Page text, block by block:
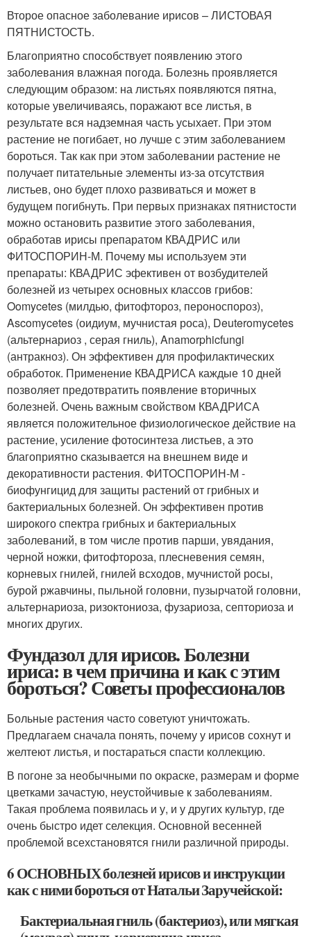
Второе опасное заболевание ирисов – ЛИСТОВАЯ
ПЯТНИСТОСТЬ.
Благоприятно способствует появлению этого
заболевания влажная погода. Болезнь проявляется
следующим образом: на листьях появляются пятна,
которые увеличиваясь, поражают все листья, в
результате вся надземная часть усыхает. При этом
растение не погибает, но лучше с этим заболеванием
бороться. Так как при этом заболевании растение не
получает питательные элементы из-за отсутствия
листьев, оно будет плохо развиваться и может в
будущем погибнуть. При первых признаках пятнистости
можно остановить развитие этого заболевания,
обработав ирисы препаратом КВАДРИС или
ФИТОСПОРИН-М. Почему мы используем эти
препараты: КВАДРИС эфективен от возбудителей
болезней из четырех основных классов грибов:
Oomycetes (милдью, фитофтороз, пероноспороз),
Ascomycetes (оидиум, мучнистая роса), Deuteromycetes
(альтернариоз , серая гниль), Anamorphicfungi
(антракноз). Он эффективен для профилактических
обработок. Применение КВАДРИСА каждые 10 дней
позволяет предотвратить появление вторичных
болезней. Очень важным свойством КВАДРИСА
является положительное физиологическое действие на
растение, усиление фотосинтеза листьев, а это
благоприятно сказывается на внешнем виде и
декоративности растения. ФИТОСПОРИН-М -
биофунгицид для защиты растений от грибных и
бактериальных болезней. Он эффективен против
широкого спектра грибных и бактериальных
заболеваний, в том числе против парши, увядания,
черной ножки, фитофтороза, плесневения семян,
корневых гнилей, гнилей всходов, мучнистой росы,
бурой ржавчины, пыльной головни, пузырчатой головни,
альтернариоза, ризоктониоза, фузариоза, септориоза и
многих других.
Фундазол для ирисов. Болезни
ириса: в чем причина и как с этим
бороться? Советы профессионалов
Больные растения часто советуют уничтожать.
Предлагаем сначала понять, почему у ирисов сохнут и
желтеют листья, и постараться спасти коллекцию.
В погоне за необычными по окраске, размерам и форме
цветками зачастую, неустойчивые к заболеваниям.
Такая проблема появилась и у, и у других культур, где
очень быстро идет селекция. Основной весенней
проблемой всехстановятся гнили различной природы.
6 ОСНОВНЫХ болезней ирисов и инструкции
как с ними бороться от Натальи Заручейской:
Бактериальная гниль (бактериоз), или мягкая